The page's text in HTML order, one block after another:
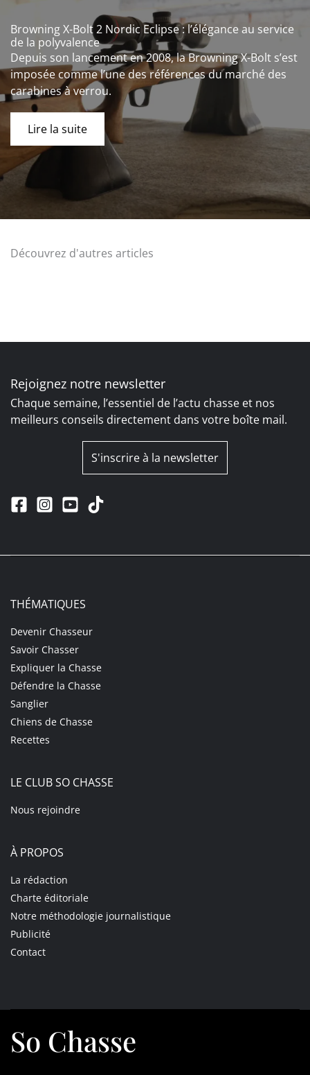
Browning X-Bolt 2 Nordic Eclipse : l’élégance au service
de la polyvalence
Depuis son lancement en 2008, la Browning X-Bolt s’est
imposée comme l’une des références du marché des
carabines à verrou.
Lire la suite
Découvrez d'autres articles
Rejoignez notre newsletter
Chaque semaine, l’essentiel de l’actu chasse et nos
meilleurs conseils directement dans votre boîte mail.
S'inscrire à la newsletter
THÉMATIQUES
Devenir Chasseur
Savoir Chasser
Expliquer la Chasse
Défendre la Chasse
Sanglier
Chiens de Chasse
Recettes
LE CLUB SO CHASSE
Nous rejoindre
À PROPOS
La rédaction
Charte éditoriale
Notre méthodologie journalistique
Publicité
Contact
So Chasse